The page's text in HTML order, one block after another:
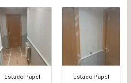
Estado Papel
Estado Papel